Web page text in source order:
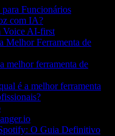
para Funcionários
com IA?
Voice AI-first
Melhor Ferramenta de
melhor ferramenta de
é a melhor ferramenta
O Guia Definitivo